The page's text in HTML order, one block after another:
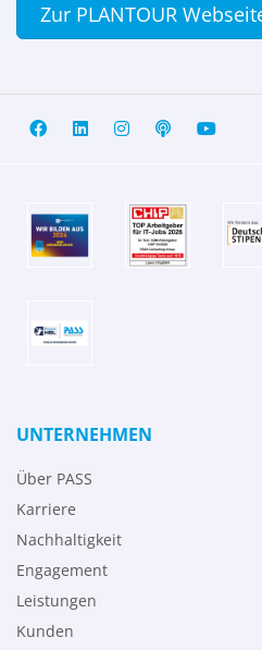
Zur PLANTOUR
UNTERNEHMEN
Über PASS
Karriere
Nachhaltigkeit
Engagement
Leistungen
Kunden